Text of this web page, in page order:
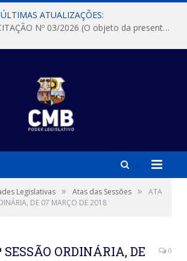
ÚLTIMAS ATUALIZAÇÕES:
DISPENSA DE LICITAÇÃO Nº 03/2026 (O objeto da presente dispensa é a escolha da proposta mais vantajosa para a aquisição, de aparelhos de ar condicionado, tipo Split, com material de instalação e fogão industrial, conforme condições, quantidades e exigências estabelecidas no termo de referencia e neste aviso de contratação direta e seus anexos)
Legislativas » Atas das Sessões »
ATA
DE 07 MARÇO DE 2018
SESSÃO ORDINÁRIA, DE
0